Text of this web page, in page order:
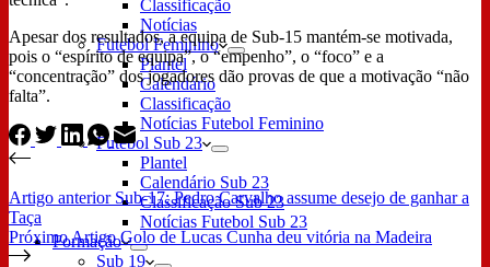
Classificação
Notícias
Futebol Feminino
Plantel
Calendário
Classificação
Notícias Futebol Feminino
Futebol Sub 23
Plantel
Calendário Sub 23
Classificação Sub 23
Notícias Futebol Sub 23
Formação
Sub 19
Apesar dos resultados, a equipa de Sub-15 mantém-se motivada,
pois o “espírito de equipa”, o “empenho”, o “foco” e a
“concentração” dos jogadores dão provas de que a motivação “não
falta”.
Artigo anterior Sub-17: Pedro Carvalho assume desejo de ganhar a
Taça
PróximoArtigo Golo de Lucas Cunha deu vitória na Madeira